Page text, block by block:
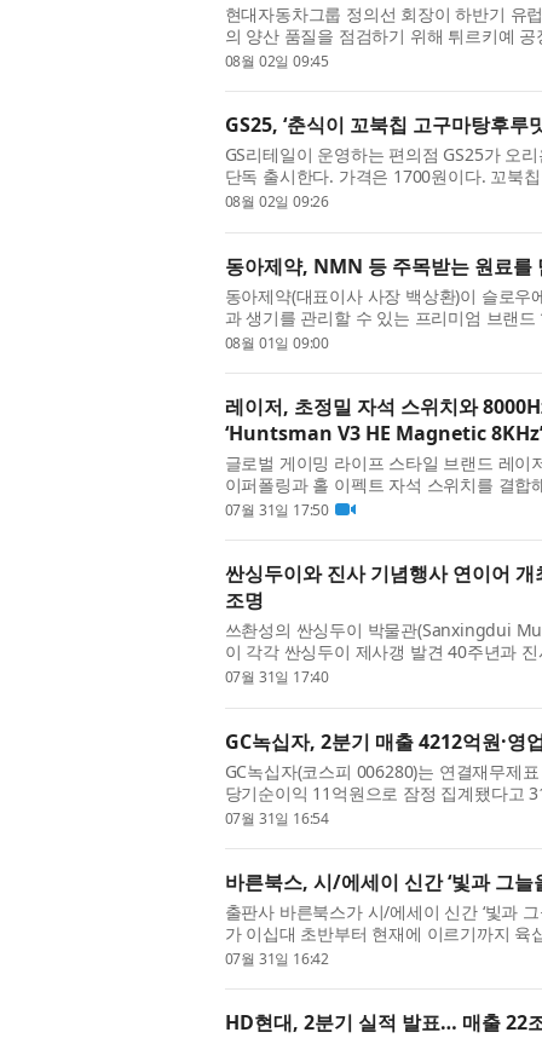
현대자동차그룹 정의선 회장이 하반기 유
의 양산 품질을 점검하기 위해 튀르키예
이스탄불 인근 항구도시 이즈미트에 위치
08월 02일 09:45
GS25, ‘춘식이 꼬북칩 고구마탕후
GS리테일이 운영하는 편의점 GS25가 오
단독 출시한다. 가격은 1700원이다. 꼬북
사랑받아 온 오리온 대표 브랜드다. GS25
08월 02일 09:26
동아제약, NMN 등 주목받는 원료를
동아제약(대표이사 사장 백상환)이 슬로
과 생기를 관리할 수 있는 프리미엄 브랜드
는 나이에 구애받지 않고 생기 있는 라이
08월 01일 09:00
레이저, 초정밀 자석 스위치와
‘Huntsman V3 HE Magnetic
글로벌 게이밍 라이프 스타일 브랜드 레이
이퍼폴링과 홀 이펙트 자석 스위치를 결합
Huntsman V3 HE Magnetic 8KHz’ 라인
07월 31일 17:50
싼싱두이와 진사 기념행사 연이어
조명
쓰촨성의 싼싱두이 박물관(Sanxingdui
이 각각 싼싱두이 제사갱 발견 40주년과
했다. 서로 약 40km 떨어진 두 유적은 한
07월 31일 17:40
GC녹십자, 2분기 매출 4212억원·영
GC녹십자(코스피 006280)는 연결재무제
당기순이익 11억원으로 잠정 집계됐다고
제외 효과와 함께 계절성 고마진 품목의
07월 31일 16:54
바른북스, 시/에세이 신간 ‘빛과 그늘
출판사 바른북스가 시/에세이 신간 ‘빛과
가 이십대 초반부터 현재에 이르기까지
들을 담담하게 풀어낸 글들의 모음이다.
07월 31일 16:42
HD현대, 2분기 실적 발표… 매출 22